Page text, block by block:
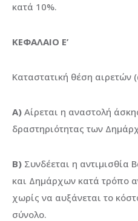
κατά 10%.
ΚΕΦΑΛΑΙΟ Ε’
Καταστατική θέση αιρετών
Α) Αίρεται η αναστολή
δραστηριότητας των
Β) Συνδέεται η αντιμισθία
και Δημάρχων κατά τρόπο
χωρίς να αυξάνεται το
σύνολο.